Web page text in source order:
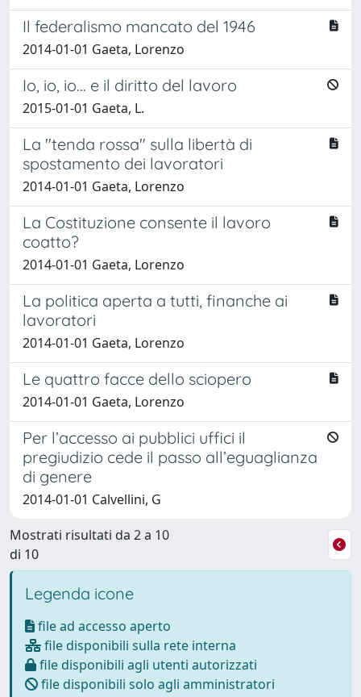
Il federalismo mancato del 1946
2014-01-01 Gaeta, Lorenzo
Io, io, io... e il diritto del lavoro
2015-01-01 Gaeta, L.
La "tenda rossa" sulla libertà di
spostamento dei lavoratori
2014-01-01 Gaeta, Lorenzo
La Costituzione consente il lavoro
coatto?
2014-01-01 Gaeta, Lorenzo
La politica aperta a tutti, finanche ai
lavoratori
2014-01-01 Gaeta, Lorenzo
Le quattro facce dello sciopero
2014-01-01 Gaeta, Lorenzo
Per l’accesso ai pubblici uffici il
pregiudizio cede il passo all’eguaglianza
di genere
2014-01-01 Calvellini, G
Mostrati risultati da 2 a 10
di 10
Legenda icone
file ad accesso aperto
file disponibili sulla rete interna
file disponibili agli utenti autorizzati
file disponibili solo agli amministratori